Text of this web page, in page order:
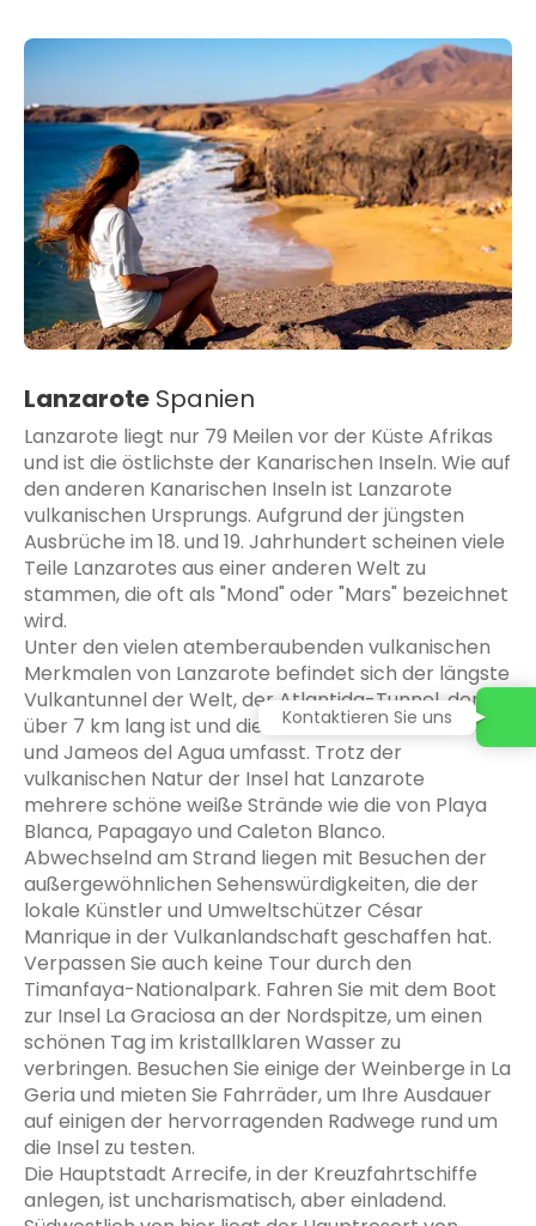
Lanzarote Spanien
Lanzarote liegt nur 79 Meilen vor der Küste Afrikas
und ist die östlichste der Kanarischen Inseln. Wie auf
den anderen Kanarischen Inseln ist Lanzarote
vulkanischen Ursprungs. Aufgrund der jüngsten
Ausbrüche im 18. und 19. Jahrhundert scheinen viele
Teile Lanzarotes aus einer anderen Welt zu
stammen, die oft als "Mond" oder "Mars" bezeichnet
wird.
Unter den vielen atemberaubenden vulkanischen
Merkmalen von Lanzarote befindet sich der längste
Vulkantunnel der Welt, der Atlantida-Tunnel, der
über 7 km lang ist und die La Cueva de los Verdes
und Jameos del Agua umfasst. Trotz der
vulkanischen Natur der Insel hat Lanzarote
mehrere schöne weiße Strände wie die von Playa
Blanca, Papagayo und Caleton Blanco.
Abwechselnd am Strand liegen mit Besuchen der
außergewöhnlichen Sehenswürdigkeiten, die der
lokale Künstler und Umweltschützer César
Manrique in der Vulkanlandschaft geschaffen hat.
Verpassen Sie auch keine Tour durch den
Timanfaya-Nationalpark. Fahren Sie mit dem Boot
zur Insel La Graciosa an der Nordspitze, um einen
schönen Tag im kristallklaren Wasser zu
verbringen. Besuchen Sie einige der Weinberge in La
Geria und mieten Sie Fahrräder, um Ihre Ausdauer
auf einigen der hervorragenden Radwege rund um
die Insel zu testen.
Die Hauptstadt Arrecife, in der Kreuzfahrtschiffe
anlegen, ist uncharismatisch, aber einladend.
Kontaktieren Sie uns